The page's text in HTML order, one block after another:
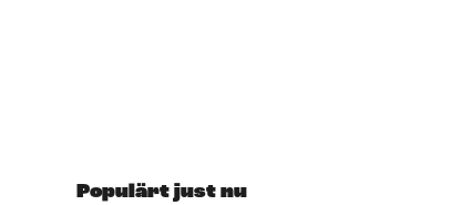
Populärt just nu